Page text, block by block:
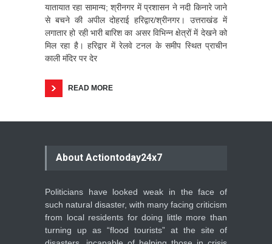
यातायात रहा सामान्य; श्रीनगर में प्रशासन ने नदी किनारे जाने
से बचने की अपील दोहराई हरिद्वार/श्रीनगर। उत्तराखंड में
लगातार हो रही भारी बारिश का असर विभिन्न क्षेत्रों में देखने को
मिल रहा है। हरिद्वार में रेलवे टनल के समीप स्थित प्राचीन
काली मंदिर पर देर
READ MORE
About Actiontoday24x7
Politicians have looked weak in the face of
such natural disaster, with many facing criticism
from local residents for doing little more than
turning up as “flood tourists” at the site of